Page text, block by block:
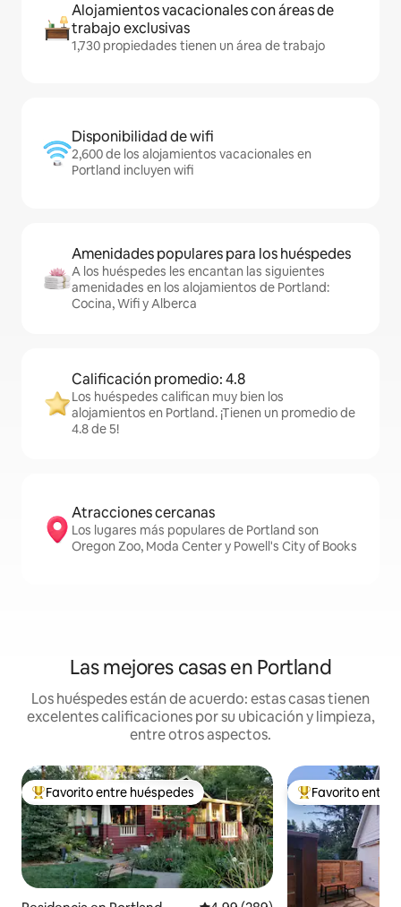
Alojamientos vacacionales con áreas de
trabajo exclusivas
1,730 propiedades tienen un área de trabajo
Disponibilidad de wifi
2,600 de los alojamientos vacacionales en
Portland incluyen wifi
Amenidades populares para los huéspedes
A los huéspedes les encantan las siguientes
amenidades en los alojamientos de Portland:
Cocina, Wifi y Alberca
Calificación promedio: 4.8
Los huéspedes califican muy bien los
alojamientos en Portland. ¡Tienen un promedio de
4.8 de 5!
Atracciones cercanas
Los lugares más populares de Portland son
Oregon Zoo, Moda Center y Powell's City of Books
Las mejores casas en Portland
Los huéspedes están de acuerdo: estas casas tienen
excelentes calificaciones por su ubicación y limpieza,
entre otros aspectos.
De los mejores en Favorito entre huéspedes
Favorito entre huéspedes De los mejores
Favorito entre